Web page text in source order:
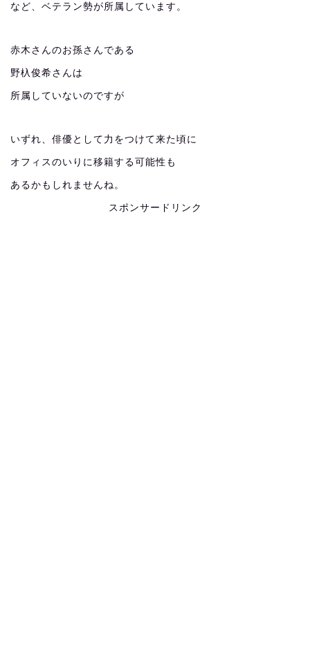
など、ベテラン勢が所属しています。
赤木さんのお孫さんである
野杁俊希さんは
所属していないのですが
いずれ、俳優として力をつけて来た頃に
オフィスのいりに移籍する可能性も
あるかもしれませんね。
スポンサードリンク